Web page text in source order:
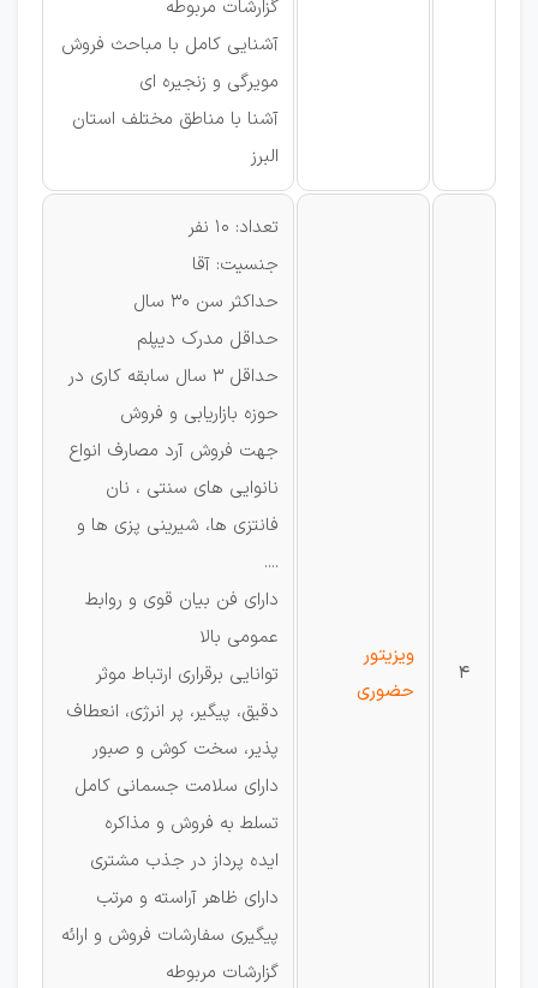
گزارشات مربوطه
آشنایی کامل با مباحث فروش
مویرگی و زنجیره ای
آشنا با مناطق مختلف استان
البرز
4
ویزیتور
حضوری
تعداد: 10 نفر
جنسیت: آقا
حداکثر سن 30 سال
حداقل مدرک دیپلم
حداقل 3 سال سابقه کاری در
حوزه بازاریابی و فروش
جهت فروش آرد مصارف انواع
نانوایی های سنتی ، نان
فانتزی ها، شیرینی پزی ها و
....
دارای فن بیان قوی و روابط
عمومی بالا
توانایی برقراری ارتباط موثر
دقیق، پیگیر، پر انرژی، انعطاف
پذیر، سخت کوش و صبور
دارای سلامت جسمانی کامل
تسلط به فروش و مذاکره
ایده پرداز در جذب مشتری
دارای ظاهر آراسته و مرتب
پیگیری سفارشات فروش و ارائه
گزارشات مربوطه